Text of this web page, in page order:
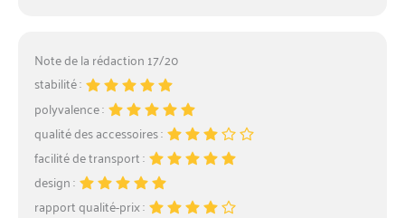
Note de la rédaction 17/20
stabilité :
polyvalence :
qualité des accessoires :
facilité de transport :
design :
rapport qualité-prix :